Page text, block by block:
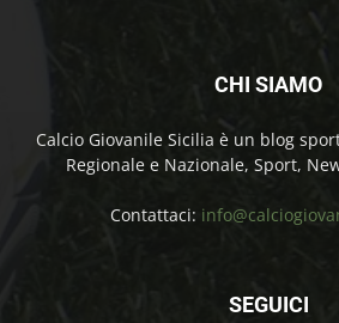
CHI SIAMO
Calcio Giovanile Sicilia è un blog
Regionale e Nazionale, Sport,
Contattaci:
SEGUICI